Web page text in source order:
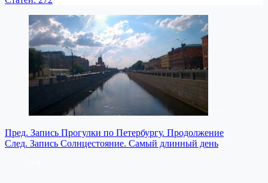
Пред. Запись Прогулки по Петербургу. Продолжение
След. Запись Солнцестояние. Самый длинный день